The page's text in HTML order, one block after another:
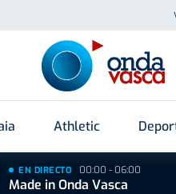
Athletic
EN DIRECTO 00:00 - 06:00
Made in Onda Vasca